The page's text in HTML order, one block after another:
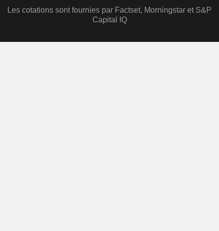
Les cotations sont fournies par Factset, Morningstar et S&P
Capital IQ